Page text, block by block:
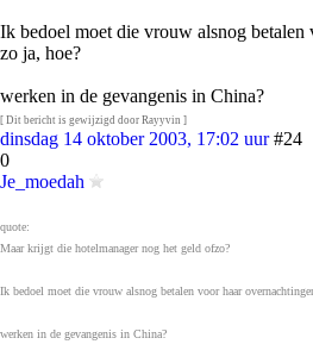
Ik bedoel moet die vrouw alsnog betalen
zo ja, hoe?
werken in de gevangenis in China?
[ Dit bericht is gewijzigd door Rayyvin ]
dinsdag 14 oktober 2003, 17:02 uur #24
0
Je_moedah
quote:
Maar krijgt die hotelmanager nog het geld ofzo?
Ik bedoel moet die vrouw alsnog betalen voor haar
werken in de gevangenis in China?